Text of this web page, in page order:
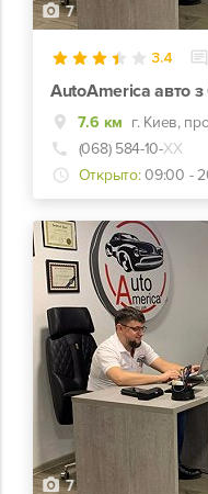
7
3.4
AutoAmerica авто
7.6 км г. Киев,
(068) 584-10-ХХ
Открыто: 09:00 -
7